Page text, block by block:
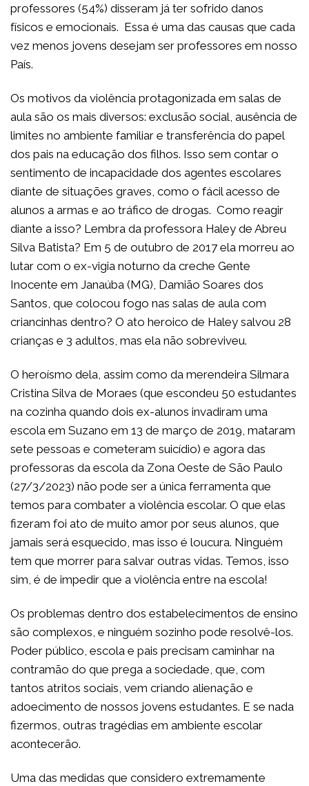
professores (54%) disseram já ter sofrido danos
físicos e emocionais. Essa é uma das causas que cada
vez menos jovens desejam ser professores em nosso
País.
Os motivos da violência protagonizada em salas de
aula são os mais diversos: exclusão social, ausência de
limites no ambiente familiar e transferência do papel
dos pais na educação dos filhos. Isso sem contar o
sentimento de incapacidade dos agentes escolares
diante de situações graves, como o fácil acesso de
alunos a armas e ao tráfico de drogas. Como reagir
diante a isso? Lembra da professora Haley de Abreu
Silva Batista? Em 5 de outubro de 2017 ela morreu ao
lutar com o ex-vigia noturno da creche Gente
Inocente em Janaúba (MG), Damião Soares dos
Santos, que colocou fogo nas salas de aula com
criancinhas dentro? O ato heroico de Haley salvou 28
crianças e 3 adultos, mas ela não sobreviveu.
O heroísmo dela, assim como da merendeira Silmara
Cristina Silva de Moraes (que escondeu 50 estudantes
na cozinha quando dois ex-alunos invadiram uma
escola em Suzano em 13 de março de 2019, mataram
sete pessoas e cometeram suicídio) e agora das
professoras da escola da Zona Oeste de São Paulo
(27/3/2023) não pode ser a única ferramenta que
temos para combater a violência escolar. O que elas
fizeram foi ato de muito amor por seus alunos, que
jamais será esquecido, mas isso é loucura. Ninguém
tem que morrer para salvar outras vidas. Temos, isso
sim, é de impedir que a violência entre na escola!
Os problemas dentro dos estabelecimentos de ensino
são complexos, e ninguém sozinho pode resolvê-los.
Poder público, escola e pais precisam caminhar na
contramão do que prega a sociedade, que, com
tantos atritos sociais, vem criando alienação e
adoecimento de nossos jovens estudantes. E se nada
fizermos, outras tragédias em ambiente escolar
acontecerão.
Uma das medidas que considero extremamente